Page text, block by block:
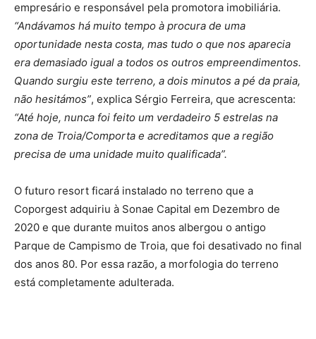
empresário e responsável pela promotora imobiliária.
“Andávamos há muito tempo à procura de uma
oportunidade nesta costa, mas tudo o que nos aparecia
era demasiado igual a todos os outros empreendimentos.
Quando surgiu este terreno, a dois minutos a pé da praia,
não hesitámos”, explica Sérgio Ferreira, que acrescenta:
“Até hoje, nunca foi feito um verdadeiro 5 estrelas na
zona de Troia/Comporta e acreditamos que a região
precisa de uma unidade muito qualificada”.
O futuro resort ficará instalado no terreno que a
Coporgest adquiriu à Sonae Capital em Dezembro de
2020 e que durante muitos anos albergou o antigo
Parque de Campismo de Troia, que foi desativado no final
dos anos 80. Por essa razão, a morfologia do terreno
está completamente adulterada.